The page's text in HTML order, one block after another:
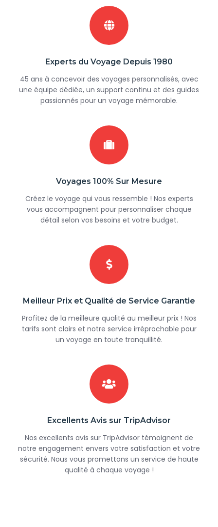
Experts du Voyage Depuis 1980
45 ans à concevoir des voyages personnalisés, avec
une équipe dédiée, un support continu et des guides
passionnés pour un voyage mémorable.
Voyages 100% Sur Mesure
Créez le voyage qui vous ressemble ! Nos experts
vous accompagnent pour personnaliser chaque
détail selon vos besoins et votre budget.
Meilleur Prix et Qualité de Service Garantie
Profitez de la meilleure qualité au meilleur prix ! Nos
tarifs sont clairs et notre service irréprochable pour
un voyage en toute tranquillité.
Excellents Avis sur TripAdvisor
Nos excellents avis sur TripAdvisor témoignent de
notre engagement envers votre satisfaction et votre
sécurité. Nous vous promettons un service de haute
qualité à chaque voyage !